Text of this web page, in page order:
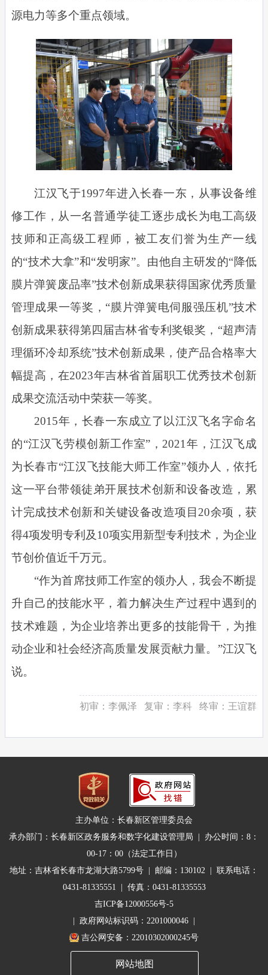
源电力等多个重点领域。
江汉飞于1997年进入长春一东，从事设备维
修工作，从一名普通学徒工逐步成长为电工高级
技师和正高级工程师，被工友们誉为生产一线
的“技术大拿”和“发明家”。由他自主研发的“降低
膜片弹簧废品率”技术创新成果获得国家优秀质量
管理成果一等奖，“膜片弹簧电伺服强压机”技术
创新成果获得第四届吉林省专利奖银奖，“超声清
理循环冷却系统”技术创新成果，使产品合格率大
幅提高，在2023年吉林省首届职工优秀技术创新
成果交流活动中荣获一等奖。
2015年，长春一东成立了以江汉飞名字命名
的“江汉飞劳模创新工作室”，2021年，江汉飞成
为长春市“江汉飞技能大师工作室”领办人，依托
这一平台带领徒弟开展技术创新和设备改造，累
计完成技术创新和关键设备改造项目20余项，获
得4项发明专利及10项实用新型专利技术，为企业
节创价值近千万元。
“作为首席技师工作室的领办人，我会不断提
升自己的技能水平，着力解决生产过程中遇到的
技术难题，为企业培养出更多的技能骨干，为推
动企业和社会经济高质量发展贡献力量。”江汉飞
说。
初审： 李佩泽 复审： 李科 终审： 王谊群
主办单位：长春新区管理委员会
承办部门：长春新区政务服务和数字化建设管理局 | 办公时间：8：
00-17：00（法定工作日）
地址：吉林省长春市龙湖大路5799号 | 邮编：130102 | 联系电话：
0431-81335551 | 传真：0431-81335553
吉ICP备12000556号-5
| 政府网站标识码：2201000046 |
吉公网安备：22010302000245号
网站地图